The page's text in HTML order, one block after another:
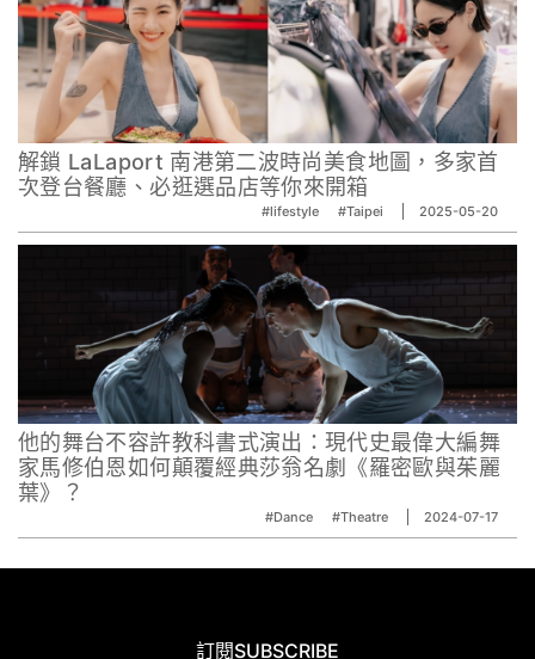
解鎖 LaLaport 南港第二波時尚美食地圖，多家首
次登台餐廳、必逛選品店等你來開箱
#lifestyle #Taipei 2025-05-20
他的舞台不容許教科書式演出：現代史最偉大編舞
家馬修伯恩如何顛覆經典莎翁名劇《羅密歐與茱麗
葉》？
#Dance #Theatre 2024-07-17
訂閱SUBSCRIBE